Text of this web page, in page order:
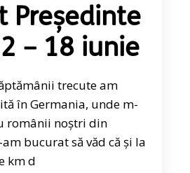
Președinte
– 18 iunie
trecute am
în Germania, unde m-
românii noștri din
bucurat să văd că și la
km d